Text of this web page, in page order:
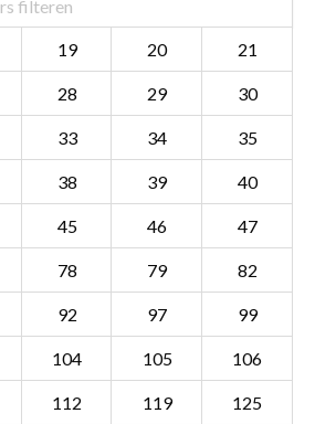
19 20 21
28 29 30
33 34 35
38 39 40
45 46 47
78 79 82
92 97 99
104 105 106
112 119 125